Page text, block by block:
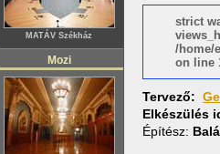
MATÁV Székház
Mozi
strict
/home/
on line
Tervező:
Elkészülés
Építész: